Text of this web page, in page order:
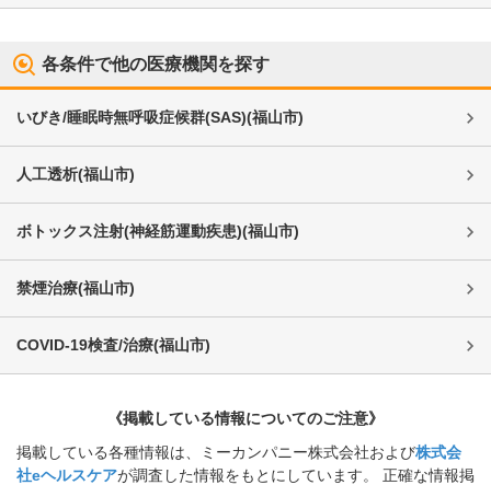
各条件で他の医療機関を探す
いびき/睡眠時無呼吸症候群(SAS)(福山市)
人工透析(福山市)
ボトックス注射(神経筋運動疾患)(福山市)
禁煙治療(福山市)
COVID-19検査/治療(福山市)
《掲載している情報についてのご注意》
掲載している各種情報は、ミーカンパニー株式会社および株式会
社eヘルスケアが調査した情報をもとにしています。 正確な情報掲